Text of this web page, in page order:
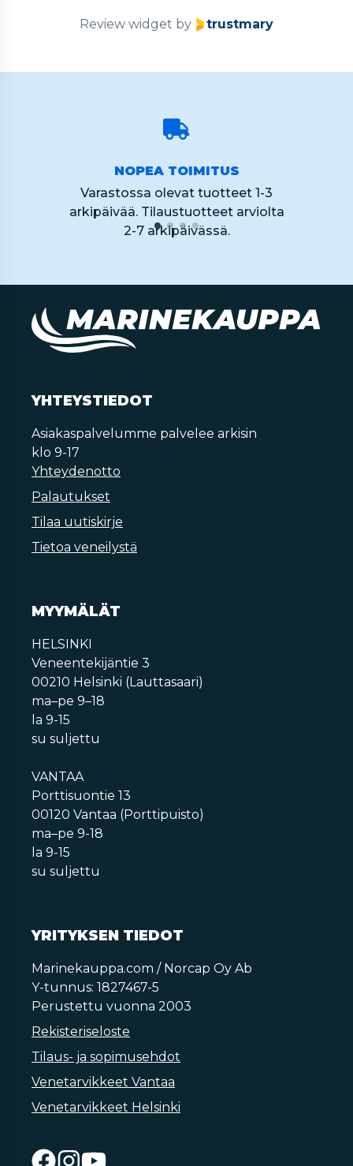
Review widget by trustmary
NOPEA TOIMITUS
Varastossa olevat tuotteet 1-3
arkipäivää. Tilaustuotteet arviolta
2-7 arkipäivässä.
YHTEYSTIEDOT
Asiakaspalvelumme palvelee arkisin
klo 9-17
Yhteydenotto
Palautukset
Tilaa uutiskirje
Tietoa veneilystä
MYYMÄLÄT
HELSINKI
Veneentekijäntie 3
00210 Helsinki (Lauttasaari)
ma–pe 9–18
la 9-15
su suljettu
VANTAA
Porttisuontie 13
00120 Vantaa (Porttipuisto)
ma–pe 9-18
la 9-15
su suljettu
YRITYKSEN TIEDOT
Marinekauppa.com / Norcap Oy Ab
Y-tunnus: 1827467-5
Perustettu vuonna 2003
Rekisteriseloste
Tilaus- ja sopimusehdot
Venetarvikkeet Vantaa
Venetarvikkeet Helsinki